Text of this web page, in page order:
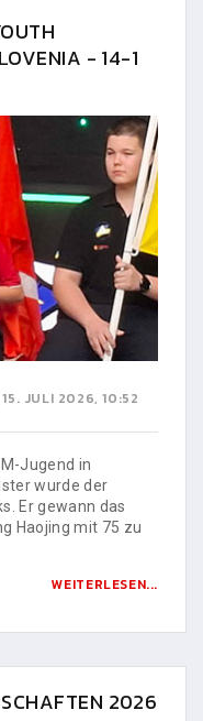
- 14-1
15. JULI 2026, 10:52
Jugend in
wurde der
Er gewann das
Haojing mit 75 zu
WEITERLESEN...
2026